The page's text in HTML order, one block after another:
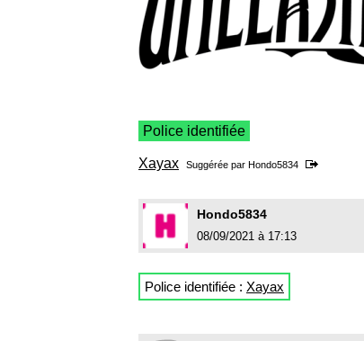
Police identifiée
Xayax Suggérée par Hondo5834
Hondo5834
08/09/2021 à 17:13
Police identifiée : Xayax